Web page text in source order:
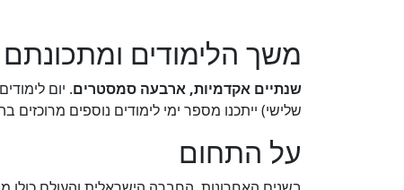
משך הלימודים ומתכונתם
שנתיים אקדמיות, ארבעה סמסטרים. יום
שלישי) ייתכנו מספר ימי לימודים נוספים מרוכזים
על התחום